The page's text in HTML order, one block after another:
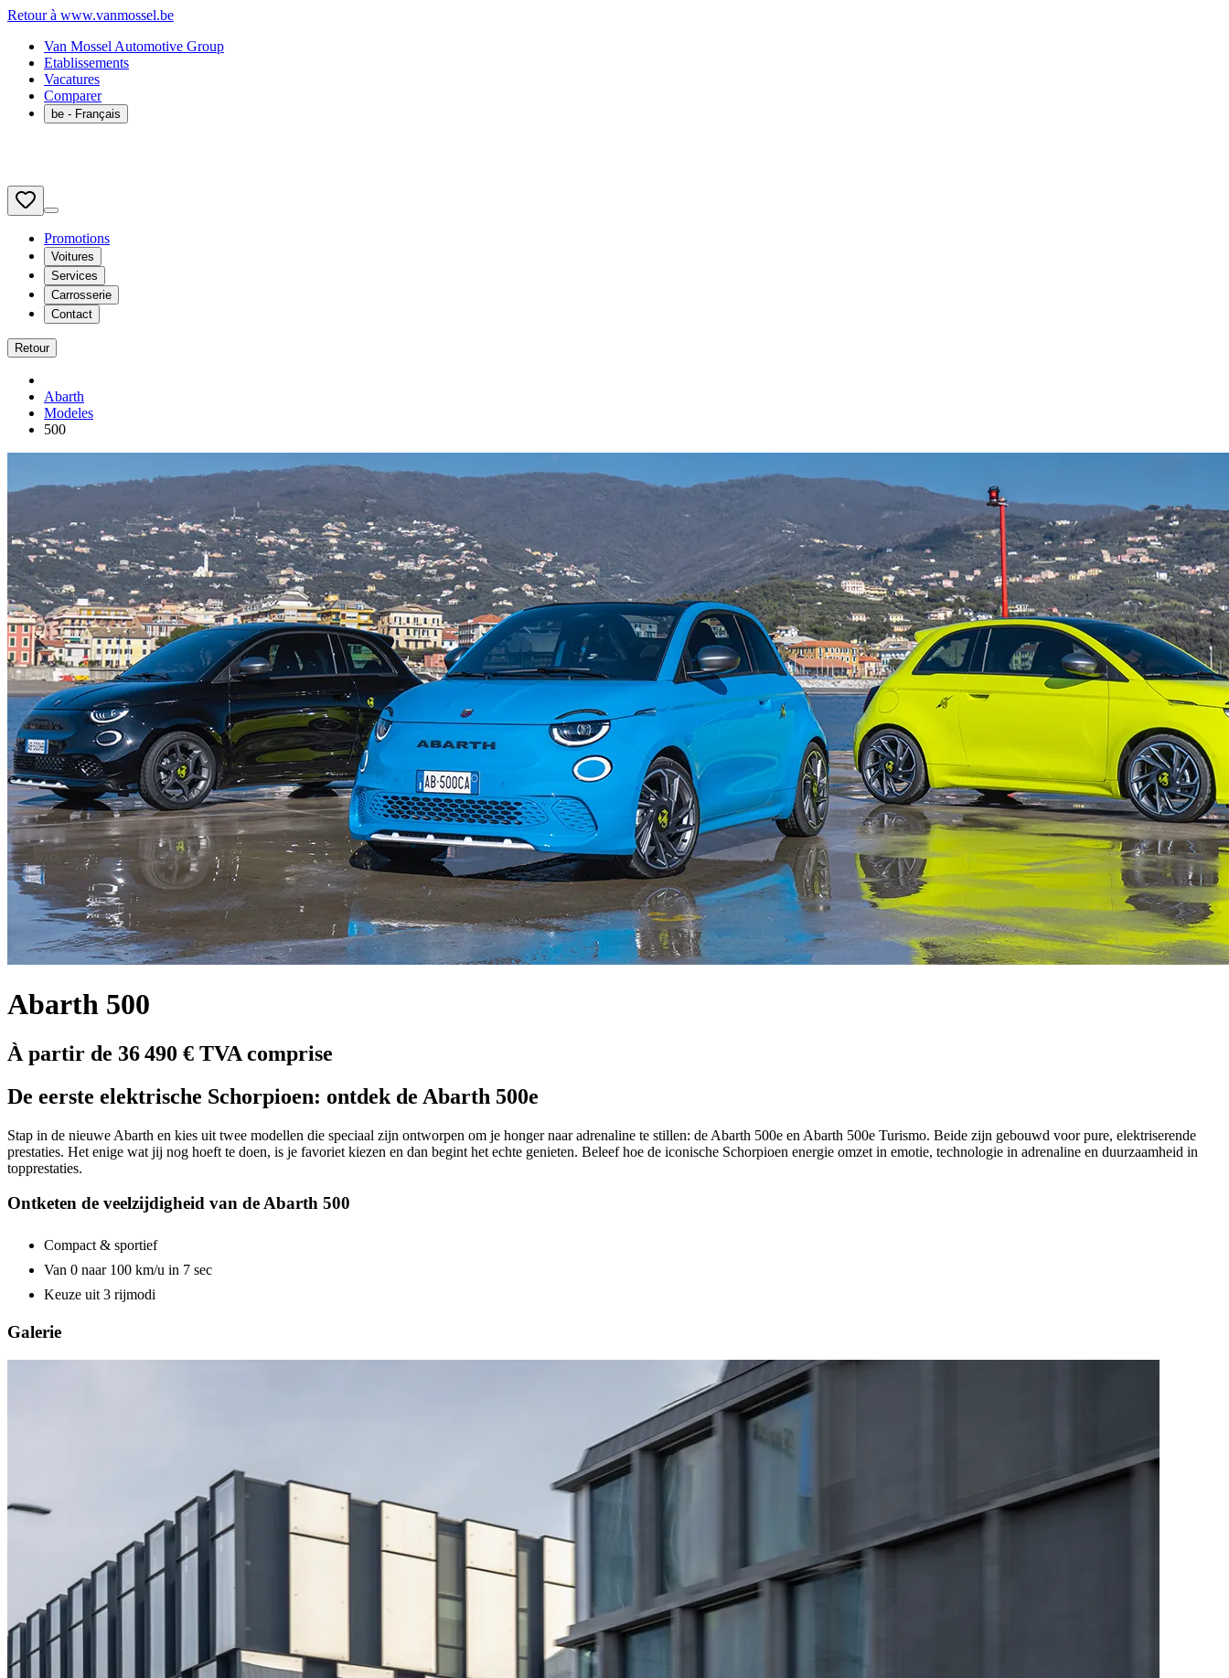
Retour à www.vanmossel.be
Van Mossel Automotive Group
Etablissements
Vacatures
Comparer
be - Français
Promotions
Voitures
Services
Carrosserie
Contact
Retour
Abarth
Modeles
500
Abarth 500
À partir de 36 490 € TVA comprise
De eerste elektrische Schorpioen: ontdek de Abarth 500e
Stap in de nieuwe Abarth en kies uit twee modellen die speciaal zijn ontworpen om je honger naar adrenaline te stillen: de Abarth 500e en Abarth 500e Turismo. Beide zijn gebouwd voor pure, elektriserende
prestaties. Het enige wat jij nog hoeft te doen, is je favoriet kiezen en dan begint het echte genieten. Beleef hoe de iconische Schorpioen energie omzet in emotie, technologie in adrenaline en duurzaamheid in
topprestaties.
Ontketen de veelzijdigheid van de Abarth 500
Compact & sportief
Van 0 naar 100 km/u in 7 sec
Keuze uit 3 rijmodi
Galerie